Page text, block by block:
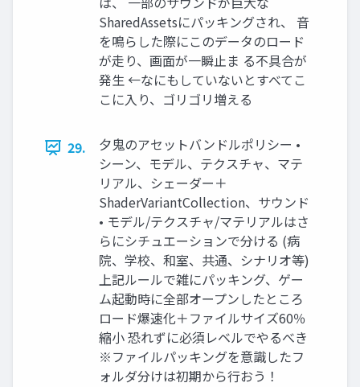
SharedAssetsにパッキングされ、 ⾳
を鳴らした際にこのデータのロード
が⾛り、画⾯が⼀瞬⽌ま る不具合が
発⽣ ←なにもしていないとすべてこ
こに⼊り、ゴリゴリ増える
29.
⼣⻤のアセットバンドルポリシー •
シーン、モデル、テクスチャ、マテ
リアル、シェーダー＋
ShaderVariantCollection、サウンド
• モデル/テクスチャ/マテリアルはさ
らにシチュエーションで分ける (病
院、学校、和室、共通、シナリオ等)
上記ルールで雑にパッキング、ゲー
ム起動時に全部オープンしたところ
ロード爆速化＋ファイルサイズ60％
縮⼩ 恐れずに必須レベルでやるべき
※ファイルパッキングを意識したフ
ォルダ分けは初期から⾏おう！